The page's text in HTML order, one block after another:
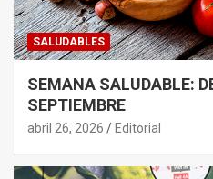
SALUDABLES
SEMANA SALUDABLE:
SEPTIEMBRE
abril 26, 2026 Editorial